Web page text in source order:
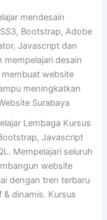
mendesain
Bootstrap, Adobe
Javascript dan
mempelajari desain
website
meningkatkan
Surabaya
Lembaga Kursus
Javascript
Mempelajari seluruh
website
dengan tren terbaru
dinamis. Kursus